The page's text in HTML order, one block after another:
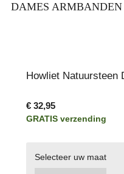
DAMES ARMBANDEN
Howliet Natuursteen
€ 32,95
GRATIS verzending
Selecteer uw maat